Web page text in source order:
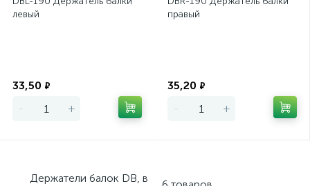
левый
33,50 ₽
- +
правый
35,20 ₽
- +
Держатели балок DB, в